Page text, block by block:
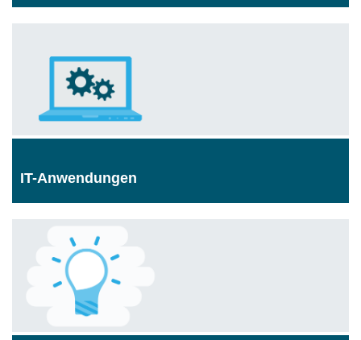
IT-Anwendungen